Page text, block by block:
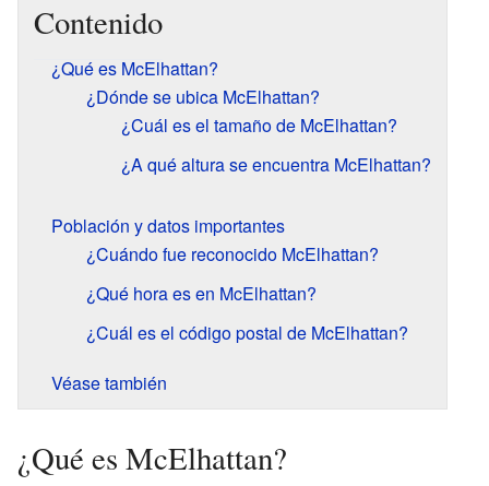
Contenido
¿Qué es McElhattan?
¿Dónde se ubica McElhattan?
¿Cuál es el tamaño de McElhattan?
¿A qué altura se encuentra McElhattan?
Población y datos importantes
¿Cuándo fue reconocido McElhattan?
¿Qué hora es en McElhattan?
¿Cuál es el código postal de McElhattan?
Véase también
¿Qué es McElhattan?